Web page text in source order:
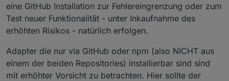
eine GitHub Installation zur Fehlereingrenzung oder zum
Test neuer Funktionalität - unter Inkaufnahme des
erhöhten Risikos - natürlich erfolgen.
Adapter die nur via GitHub oder npm (also NICHT aus
einem der beiden Repositories) installierbar sind sind
mit erhöhter Vorsicht zu betrachten. Hier sollte der